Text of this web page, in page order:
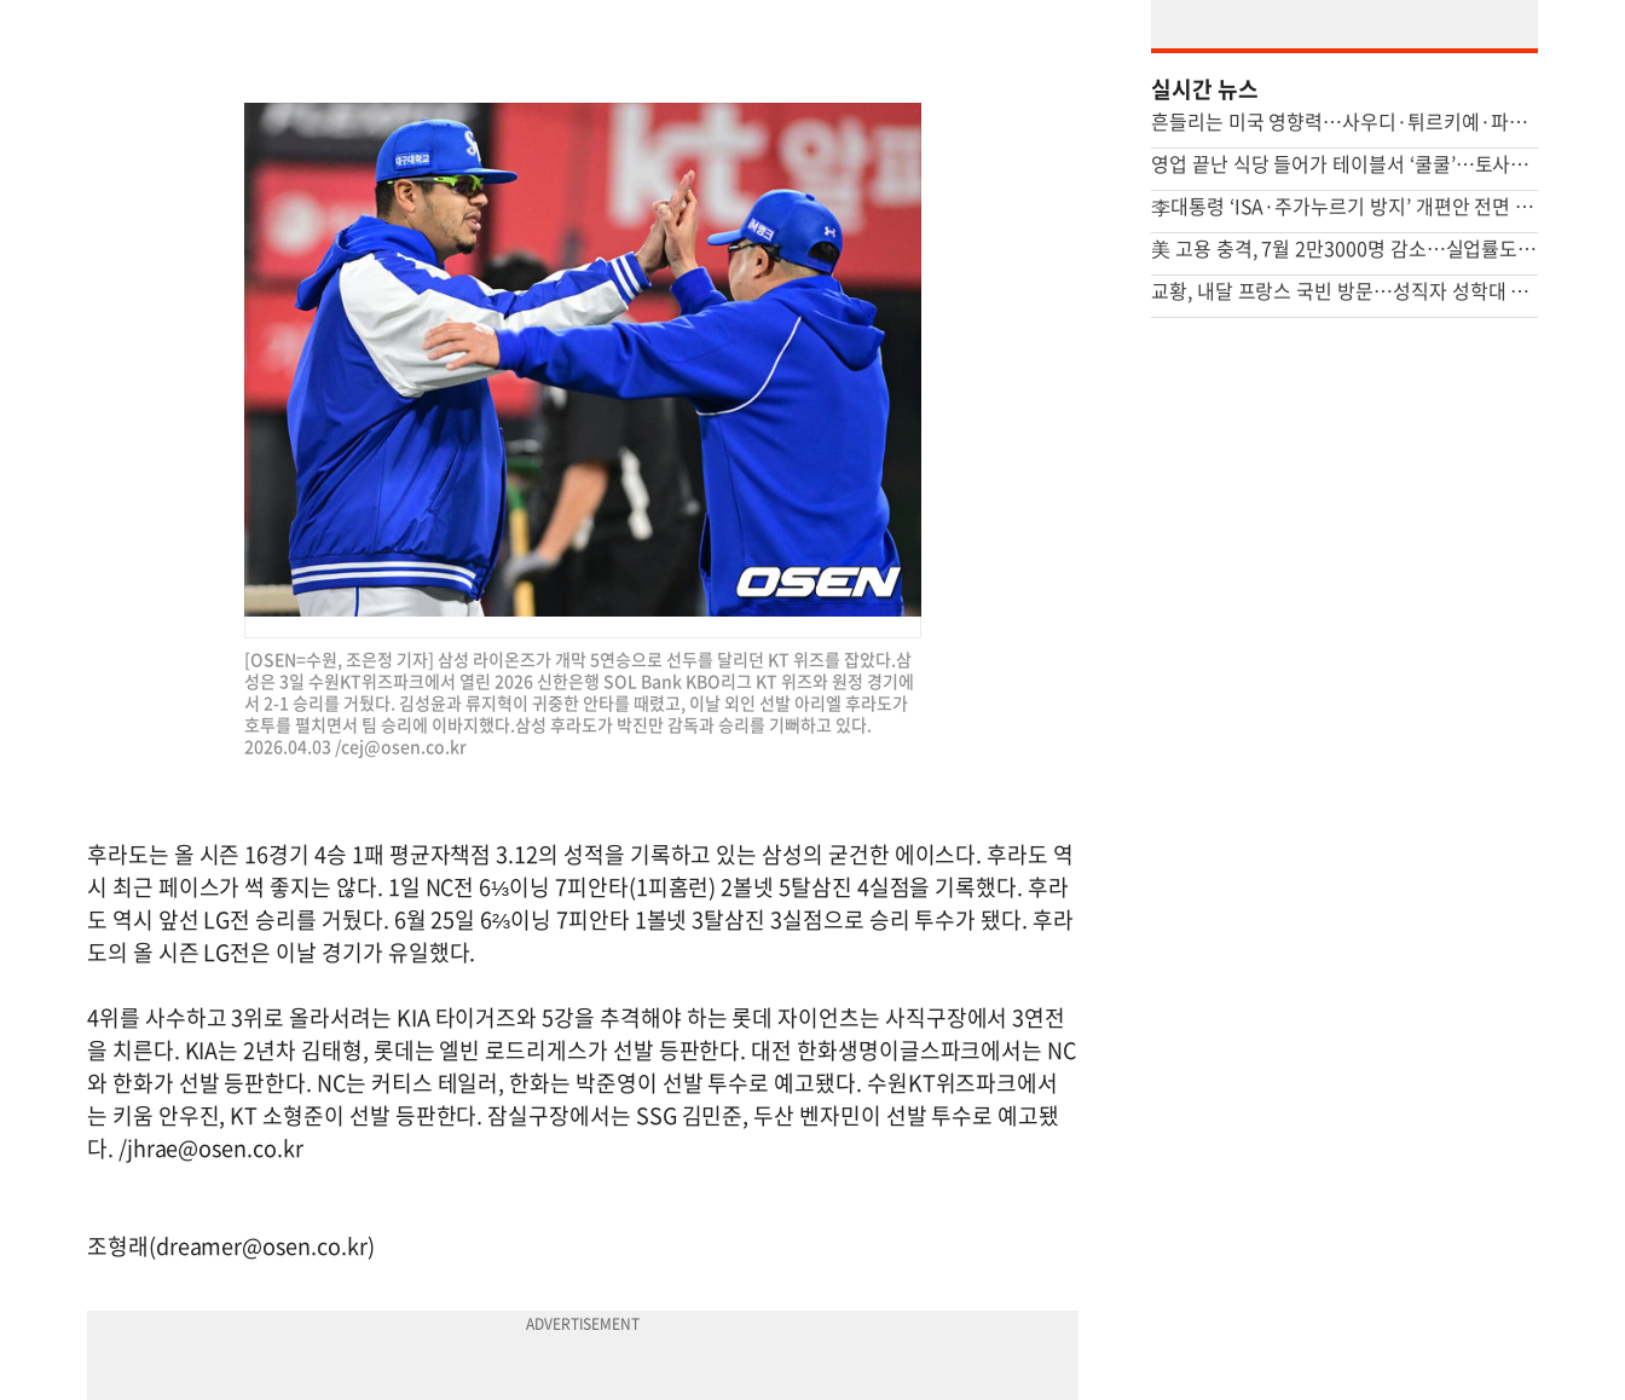
[OSEN=수원, 조은정 기자] 삼성 라이온즈가 개막 5연승으로 선두를 달리던 KT 위즈를 잡았다.삼
성은 3일 수원KT위즈파크에서 열린 2026 신한은행 SOL Bank KBO리그 KT 위즈와 원정 경기에
서 2-1 승리를 거뒀다. 김성윤과 류지혁이 귀중한 안타를 때렸고, 이날 외인 선발 아리엘 후라도가
호투를 펼치면서 팀 승리에 이바지했다.삼성 후라도가 박진만 감독과 승리를 기뻐하고 있다.
2026.04.03 /cej@osen.co.kr
후라도는 올 시즌 16경기 4승 1패 평균자책점 3.12의 성적을 기록하고 있는 삼성의 굳건한 에이스다. 후라도 역
시 최근 페이스가 썩 좋지는 않다. 1일 NC전 6⅓이닝 7피안타(1피홈런) 2볼넷 5탈삼진 4실점을 기록했다. 후라
도 역시 앞선 LG전 승리를 거뒀다. 6월 25일 6⅔이닝 7피안타 1볼넷 3탈삼진 3실점으로 승리 투수가 됐다. 후라
도의 올 시즌 LG전은 이날 경기가 유일했다.
4위를 사수하고 3위로 올라서려는 KIA 타이거즈와 5강을 추격해야 하는 롯데 자이언츠는 사직구장에서 3연전
을 치른다. KIA는 2년차 김태형, 롯데는 엘빈 로드리게스가 선발 등판한다. 대전 한화생명이글스파크에서는 NC
와 한화가 선발 등판한다. NC는 커티스 테일러, 한화는 박준영이 선발 투수로 예고됐다. 수원KT위즈파크에서
는 키움 안우진, KT 소형준이 선발 등판한다. 잠실구장에서는 SSG 김민준, 두산 벤자민이 선발 투수로 예고됐
다. /jhrae@osen.co.kr
조형래(dreamer@osen.co.kr)
실시간 뉴스
흔들리는 미국 영향력…사우디·튀르키예·파키스탄 안보 손잡았다(종합)
영업 끝난 식당 들어가 테이블서 ‘쿨쿨’…토사물까지 남기고 사라져
李대통령 ‘ISA·주가누르기 방지’ 개편안 전면 재검토 지시
美 고용 충격, 7월 2만3000명 감소…실업률도 감소해 엇갈린 신호
교황, 내달 프랑스 국빈 방문…성직자 성학대 피해자 만난다